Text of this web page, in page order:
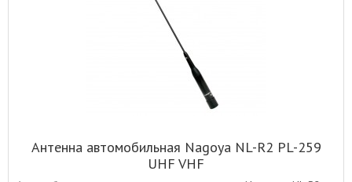
Антенна автомобильная Nagoya NL-R2 PL-259
UHF VHF